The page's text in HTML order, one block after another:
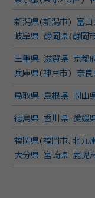
新潟県(新潟市) 富山
岐阜県
静岡県( 静岡
三重県 滋賀県 京都
兵庫県(神戸市) 奈良
鳥取県 島根県 岡山
徳島県 香川県 愛媛
福岡県(福岡市、 北九
大分県
宮崎県 鹿児